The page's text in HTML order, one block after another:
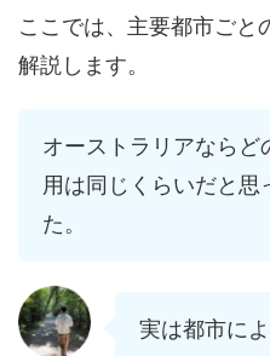
ここでは、主要都市ごと
解説します。
オーストラリアならど
用は同じくらいだと思
た。
実は都市に